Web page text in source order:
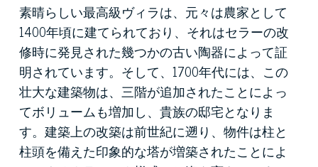
素晴らしい最高級ヴィラは、元々は農家として
1400年頃に建てられており、それはセラーの改
修時に発見された幾つかの古い陶器によって証
明されています。そして、1700年代には、この
壮大な建築物は、三階が追加されたことによっ
てボリュームも増加し、貴族の邸宅となりま
す。建築上の改築は前世紀に遡り、物件は柱と
柱頭を備えた印象的な塔が増築されたことによ